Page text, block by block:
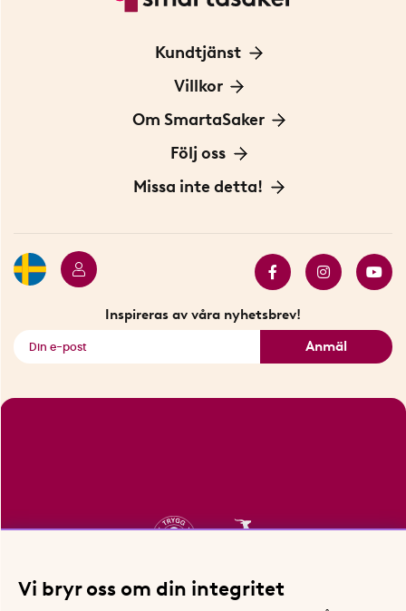
Kundtjänst
Kontakta oss
För Företag
Villkor
Frakt och leverans
Personuppgiftspolicy
Om SmartaSaker
Om oss
Vår historia
Följ oss
Blogg: Smarta tips
Missa inte detta!
Fyndhörnan
Inspireras av våra nyhetsbrev!
Anmäl
Vi bryr oss om din integritet